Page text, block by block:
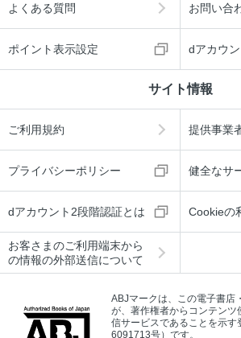
よくある質問 お問い合
ポイント表示設定 dアカウ
サイト情報
ご利用規約 提供事業
プライバシーポリシー 健全なサ
dアカウント2段階認証とは Cookieの
お客さまのご利用端末から
の情報の外部送信について
ABJマークは、この電子書店
が、著作権者からコンテン
信サービスであることを示す
6091713号）です。